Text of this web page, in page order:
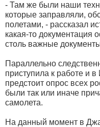
- Там же были наши
которые заправляли,
полетами, - рассказал
какая-то документация
столь важные
Параллельно
приступила к работе и
предстоит опрос всех
были так или иначе
самолета.
На данный момент в